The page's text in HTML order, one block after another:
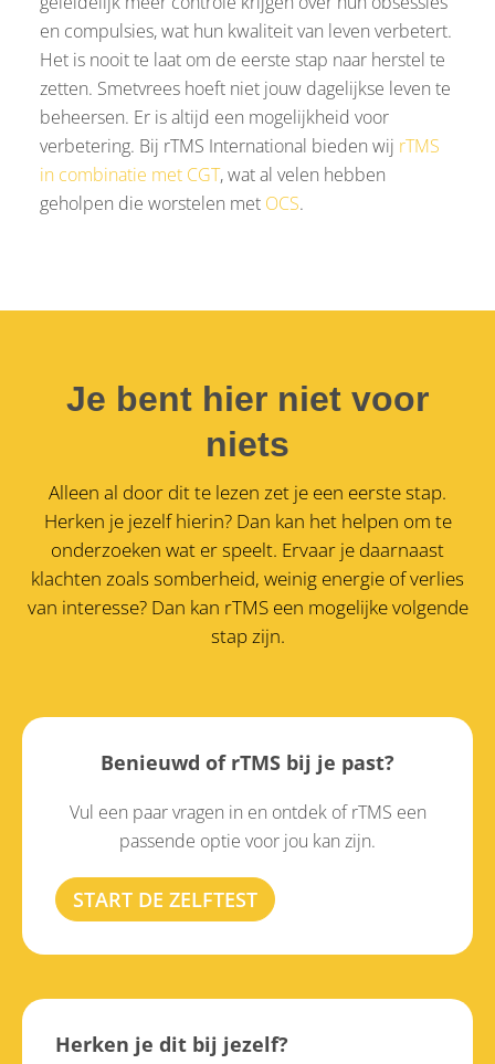
en compulsies, wat hun kwaliteit van leven verbetert.
Het is nooit te laat om de eerste stap naar herstel te
zetten. Smetvrees hoeft niet jouw dagelijkse leven te
beheersen. Er is altijd een mogelijkheid voor
verbetering. Bij rTMS International bieden wij rTMS
in combinatie met CGT, wat al velen hebben
geholpen die worstelen met OCS.
Je bent hier niet voor
niets
Alleen al door dit te lezen zet je een eerste stap.
Herken je jezelf hierin? Dan kan het helpen om te
onderzoeken wat er speelt. Ervaar je daarnaast
klachten zoals somberheid, weinig energie of verlies
van interesse? Dan kan rTMS een mogelijke volgende
stap zijn.
Benieuwd of rTMS bij je past?
Vul een paar vragen in en ontdek of rTMS een
passende optie voor jou kan zijn.
START DE ZELFTEST
Herken je dit bij jezelf?